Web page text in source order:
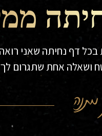
דף נחיתה שאני
ושאלה אחת שתגרום